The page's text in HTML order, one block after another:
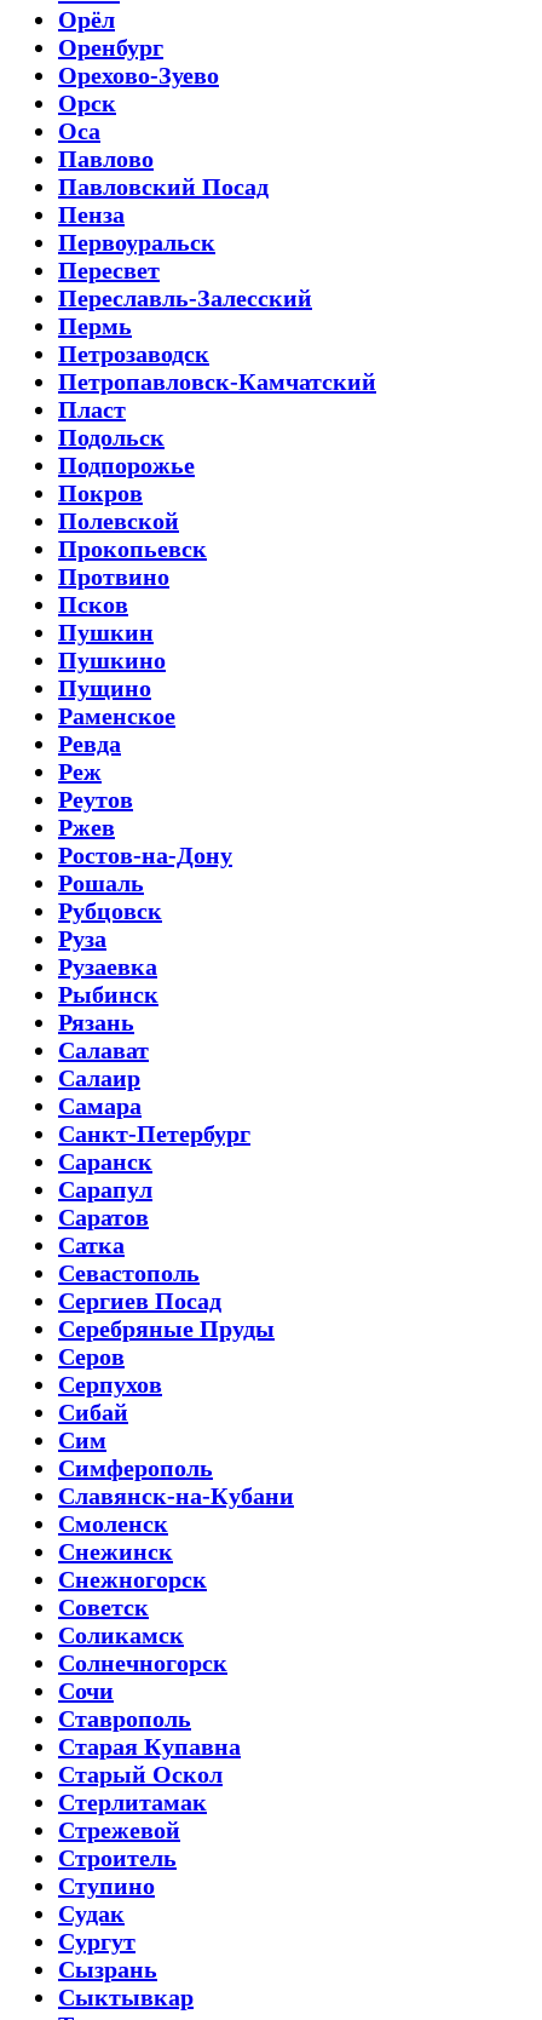
Орёл
Оренбург
Орехово-Зуево
Орск
Оса
Павлово
Павловский Посад
Пенза
Первоуральск
Пересвет
Переславль-Залесский
Пермь
Петрозаводск
Петропавловск-Камчатский
Пласт
Подольск
Подпорожье
Покров
Полевской
Прокопьевск
Протвино
Псков
Пушкин
Пушкино
Пущино
Раменское
Ревда
Реж
Реутов
Ржев
Ростов-на-Дону
Рошаль
Рубцовск
Руза
Рузаевка
Рыбинск
Рязань
Салават
Салаир
Самара
Санкт-Петербург
Саранск
Сарапул
Саратов
Сатка
Севастополь
Сергиев Посад
Серебряные Пруды
Серов
Серпухов
Сибай
Сим
Симферополь
Славянск-на-Кубани
Смоленск
Снежинск
Снежногорск
Советск
Соликамск
Солнечногорск
Сочи
Ставрополь
Старая Купавна
Старый Оскол
Стерлитамак
Стрежевой
Строитель
Ступино
Судак
Сургут
Сызрань
Сыктывкар